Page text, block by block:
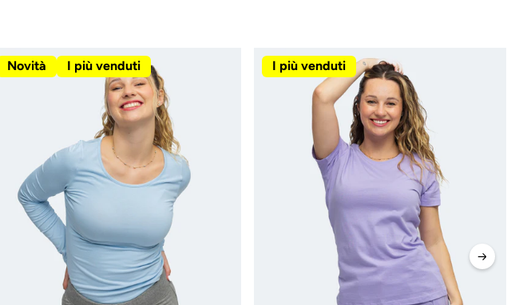
Novità I più venduti I più venduti